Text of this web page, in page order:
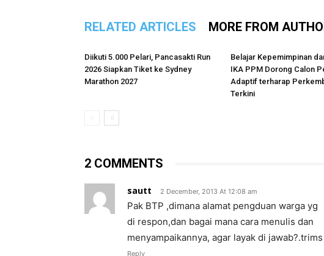
RELATED ARTICLES MORE FROM
Diikuti 5.000 Pelari, Pancasakti Run
2026 Siapkan Tiket ke Sydney
Marathon 2027
Belajar Kepemimpinan
IKA PPM Dorong Calon
Adaptif terharap
Terkini
2 COMMENTS
sautt 2 December, 2013 At 12:08 am
Pak BTP ,dimana alamat pengduan warga yg
di respon,dan bagai mana cara menulis dan
menyampaikannya, agar layak di jawab?.trims
Reply